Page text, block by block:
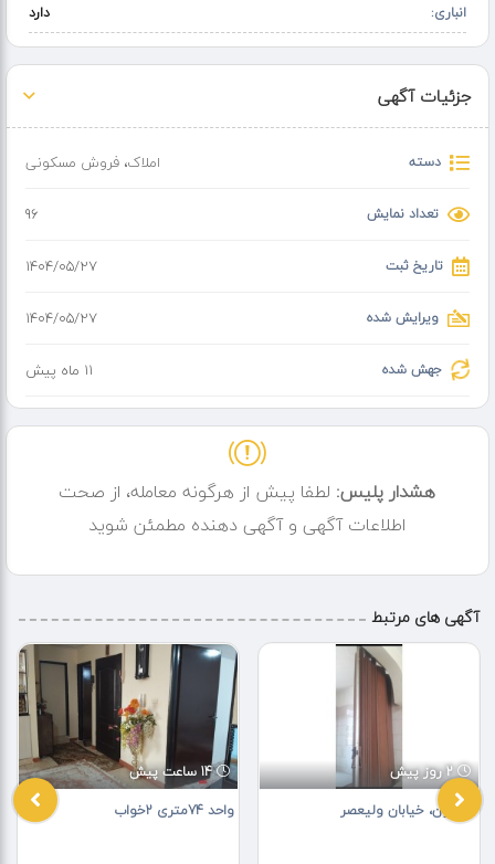
انباری: دارد
جزئیات آگهی
دسته املاک،فروش مسکونی
تعداد نمایش 96
تاریخ ثبت ۱۴۰۴/۰۵/۲۷
ویرایش شده ۱۴۰۴/۰۵/۲۷
جهش شده 11 ماه پیش
هشدار پلیس: لطفا پیش از هرگونه معامله، از صحت
اطلاعات آگهی و آگهی دهنده مطمئن شوید
آگهی های مرتبط
14 ساعت پیش
واحد 74متری 2خواب
2 روز پیش
اکازیون، خیابان ولیعصر